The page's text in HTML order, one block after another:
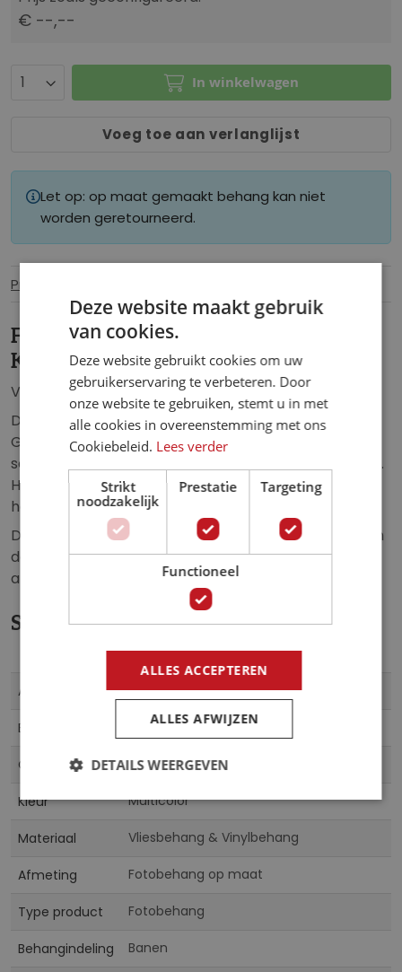
€ --,--
In winkelwagen
Voeg toe aan verlanglijst
Let op: op maat gemaakt behang kan niet
worden geretourneerd.
Productinformatie
Fotobehang De Kus van Gustav
Klimt
Vlies fotobehang van het schilderij: De Kus.
De kus is een schilderij dat de Oostenrijkse schilder
Gustav Klimt in de periode 1907-1908 maakte. Het
schilderij werd in de flowerpowertijd wereldberoemd.
Het schilderij toont een grote man die een vrouw op
haar wang kust.
Dit fotobehang zorgt voor een moderne uitstraling in
de: woonkamer, slaapkamer, hal, kantoor of elke
andere ruimte.
Specificaties
Artikelnummer 031VE
EAN 5903014834669
Collectie CN
Kleur Multicolor
Materiaal Vliesbehang & Vinylbehang
Afmeting Fotobehang op maat
Type product Fotobehang
Behangindeling Banen
Deze website maakt gebruik
van cookies.
Deze website gebruikt cookies om uw
gebruikerservaring te verbeteren. Door
onze website te gebruiken, stemt u in met
alle cookies in overeenstemming met ons
Cookiebeleid. Lees verder
Strikt
noodzakelijk
Prestatie Targeting
Functioneel
ALLES ACCEPTEREN
ALLES AFWIJZEN
DETAILS WEERGEVEN